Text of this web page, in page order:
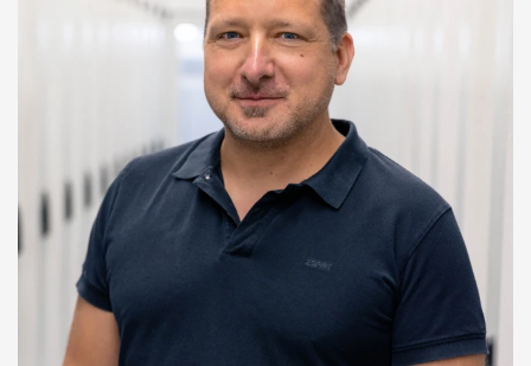
Community
Hetzner Game Jam begeistert mit